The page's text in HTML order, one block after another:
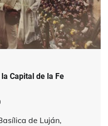
Capital de la Fe
de Luján,